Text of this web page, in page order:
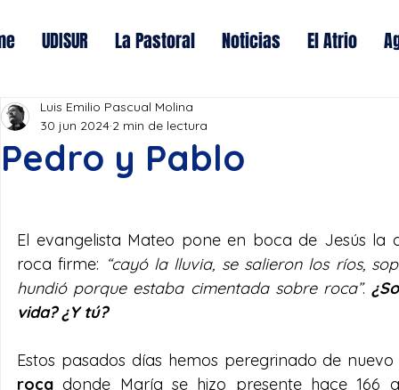
UDISUR La Pastoral Noticias El Atrio
Pedro y Pablo
Luis Emilio Pascual Molina
30 jun 2024 2 min de lectura
El evangelista Mateo pone en boca de Jesús
roca firme: “cayó la lluvia, se salieron los ríos,
hundió porque estaba cimentada sobre roca”.
vida? ¿Y tú?
roca donde María se hizo presente hace 166